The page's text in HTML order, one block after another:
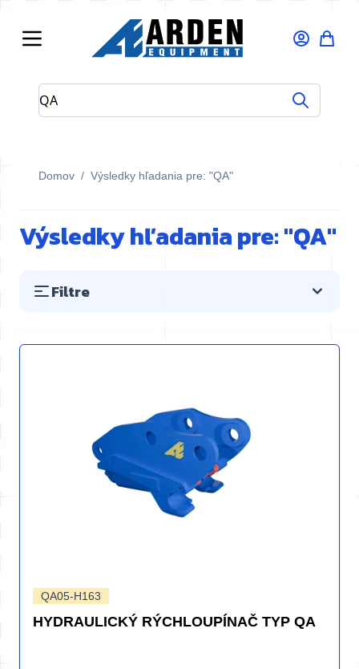
Hľadajte v celom obchode tu...
Domov / Výsledky hľadania pre: "QA"
Výsledky hľadania pre: "QA"
QA05-H163
HYDRAULICKÝ RÝCHLOUPÍNAČ TYP QA
Filtre